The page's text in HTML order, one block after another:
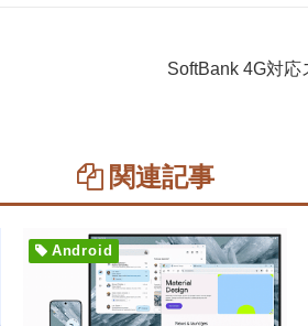
SoftBank 4G対
関連記事
Android